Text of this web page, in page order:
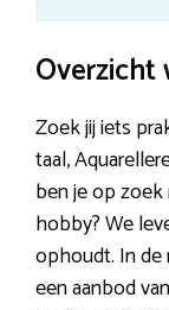
Zoek jij iets
taal,
ben je op zoek
hobby? We
ophoudt. In de
een aanbod